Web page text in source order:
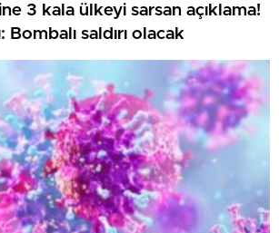
3 kala ülkeyi sarsan açıklama!
Bombalı saldırı olacak